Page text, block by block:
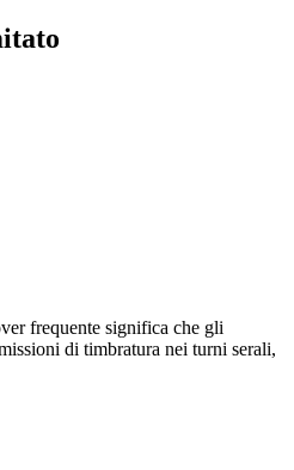
frequente significa che gli
di timbratura nei turni serali,